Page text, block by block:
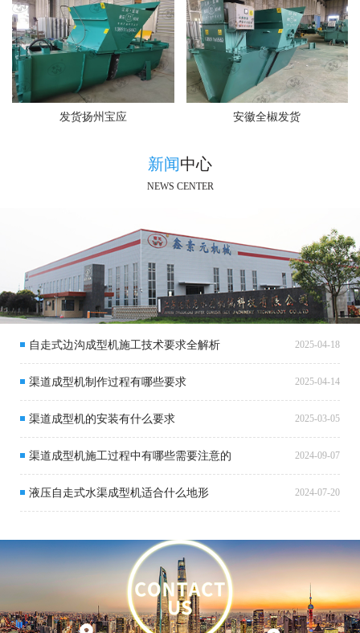
发货扬州宝应 安徽全椒发货
新闻中心
NEWS CENTER
自走式边沟成型机施工技术要求全解析 2025-04-18
渠道成型机制作过程有哪些要求 2025-04-14
渠道成型机的安装有什么要求 2025-03-05
渠道成型机施工过程中有哪些需要注意的 2024-09-07
液压自走式水渠成型机适合什么地形 2024-07-20